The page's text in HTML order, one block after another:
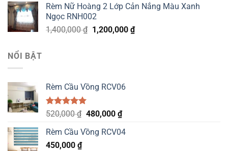
Rèm Nữ Hoàng 2 Lớp Cản Nắng Màu Xanh
Ngọc RNH002
1,400,000₫ Original
1,200,000 ₫Current
NỔI BẬT
Rèm Cầu Vồng RCV06
Được xếp
5.00
5 sao
520,000₫ Original
was:
480,000 ₫Current
is:
Rèm Cầu Vồng RCV04
450,000 ₫